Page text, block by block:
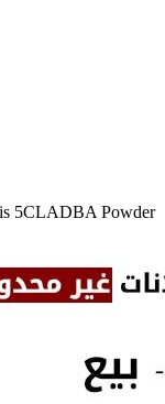
5CLADBA Powder